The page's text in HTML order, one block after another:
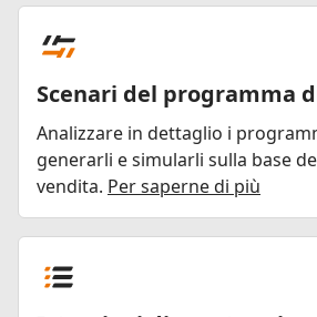
Scenari del programma
Analizzare in dettaglio i
generarli e simularli sulla base
vendita. Per saperne di più